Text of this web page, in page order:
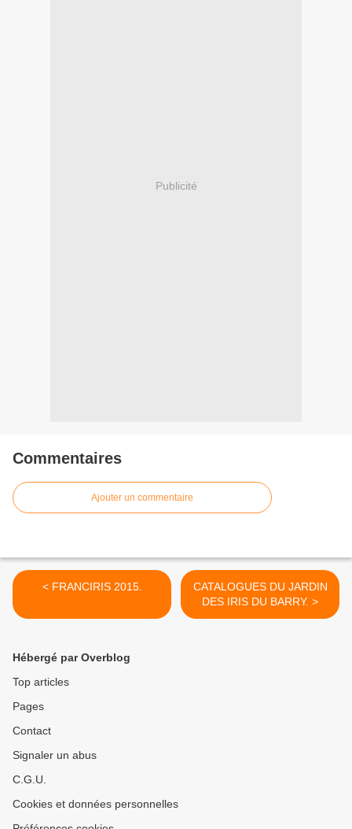
Publicité
Commentaires
Ajouter un commentaire
< FRANCIRIS 2015.
CATALOGUES DU JARDIN
DES IRIS DU BARRY. >
Hébergé par Overblog
Top articles
Pages
Contact
Signaler un abus
C.G.U.
Cookies et données personnelles